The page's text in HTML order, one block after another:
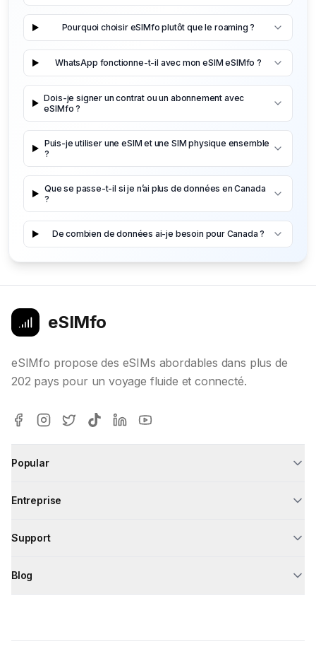
Pourquoi choisir eSIMfo plutôt que le roaming ?
WhatsApp fonctionne-t-il avec mon eSIM eSIMfo ?
Dois-je signer un contrat ou un abonnement avec
eSIMfo ?
Puis-je utiliser une eSIM et une SIM physique ensemble
?
Que se passe-t-il si je n’ai plus de données en Canada
?
De combien de données ai-je besoin pour Canada ?
eSIMfo
eSIMfo propose des eSIMs abordables dans plus de
202 pays pour un voyage fluide et connecté.
Popular
Entreprise
Support
Blog